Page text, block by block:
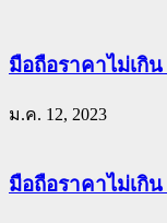
มือถือราคาไม่เกิ
ม.ค. 12, 2023
มือถือราคาไม่เกิ